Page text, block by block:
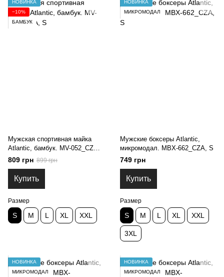
НОВИНКА
−10%
БАМБУК
Мужская спортивная майка
Atlantic, бамбук. MV-052_CZA,
S
809 грн 899 грн
Купить
Размер
S M L XL XXL
НОВИНКА
МИКРОМОДАЛ
Мужские боксеры Atlantic,
микромодал. MBX-662_CZA, S
749 грн
Купить
Размер
S M L XL XXL
3XL
НОВИНКА
МИКРОМОДАЛ
НОВИНКА
МИКРОМОДАЛ